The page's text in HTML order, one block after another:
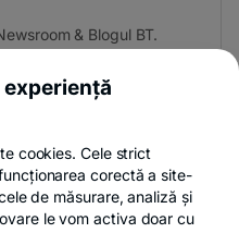
& Blogul BT.
Politica de cookies
cookies. Cele strict
corectă a site-
de măsurare, analiză și
le vom activa doar cu